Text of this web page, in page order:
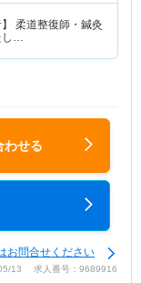
柔道整復師・鍼灸
し…
わせる
問合せください
13 求人番号：9689916